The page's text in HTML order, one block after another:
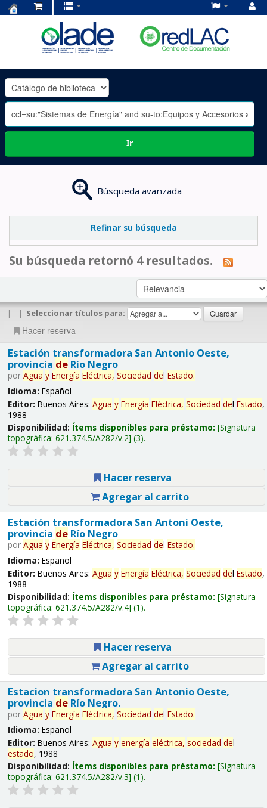
OLADE
-
Ir
Búsqueda avanzada
Refinar su búsqueda
Su búsqueda retornó 4 resultados.
| | Seleccionar títulos para:
Hacer reserva
Estación transformadora San Antonio Oeste,
provincia deRío Negro
por Agua y Energía Eléctrica, Sociedad del Estado.
Idioma: Español
Editor: Buenos Aires: Agua y Energía Eléctrica, Sociedad del Estado,
1988
Disponibilidad: Ítems disponibles para préstamo: Signatura
topográfica: 621.374.5/A282/v.2 (3).
Hacer reserva
Agregar al carrito
Estación transformadora San Antoni Oeste,
provincia deRío Negro
por Agua y Energía Eléctrica, Sociedad del Estado.
Idioma: Español
Editor: Buenos Aires: Agua y Energía Eléctrica, Sociedad del Estado,
1988
Disponibilidad: Ítems disponibles para préstamo: Signatura
topográfica: 621.374.5/A282/v.4 (1).
Hacer reserva
Agregar al carrito
Estacion transformadora San Antonio Oeste,
provincia deRío Negro.
por Agua y Energía Eléctrica, Sociedad del Estado.
Idioma: Español
Editor: Buenos Aires: Agua y energía eléctrica, sociedad del
estado, 1988
Disponibilidad: Ítems disponibles para préstamo: Signatura
topográfica: 621.374.5/A282/v.3 (1).